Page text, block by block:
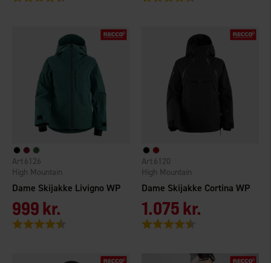
Dame Skijakke Livigno WP
High Mountain
6126
999 kr.
Vurdering:
Dame Skijakke Cortina WP
High Mountain
6120
1.075 kr.
Vurdering: